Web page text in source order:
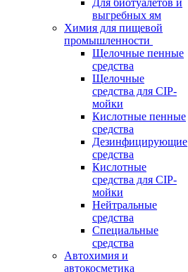
Для биотуалетов и
выгребных ям
Химия для пищевой
промышленности
Щелочные пенные
средства
Щелочные
средства для CIP-
мойки
Кислотные пенные
средства
Дезинфицирующие
средства
Кислотные
средства для CIP-
мойки
Нейтральные
средства
Специальные
средства
Автохимия и
автокосметика